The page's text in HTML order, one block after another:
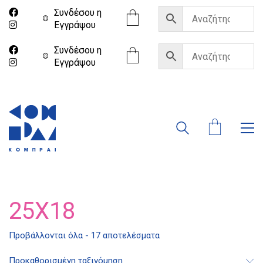
Συνδέσου η
Eγγράψου
Συνδέσου η
Eγγράψου
25X18
Προβάλλονται όλα - 17 αποτελέσματα
Προκαθορισμένη ταξινόμηση